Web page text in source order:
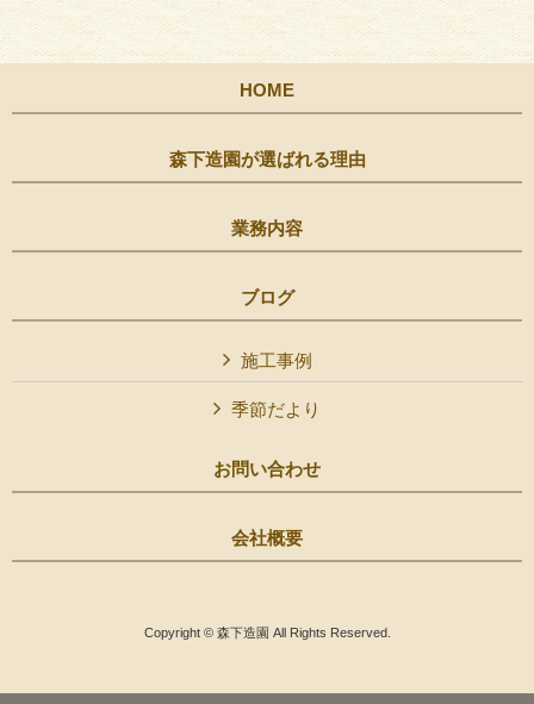
HOME
森下造園が選ばれる理由
業務内容
ブログ
施工事例
季節だより
お問い合わせ
会社概要
Copyright © 森下造園 All Rights Reserved.